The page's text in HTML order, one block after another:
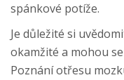
spánkové potíže.
Je důležité si
okamžité a mohou
Poznání otřesu